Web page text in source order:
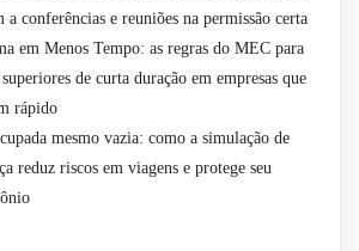
a conferências e reuniões na permissão certa
em Menos Tempo: as regras do MEC para
de curta duração em empresas que
rápido
mesmo vazia: como a simulação de
reduz riscos em viagens e protege seu